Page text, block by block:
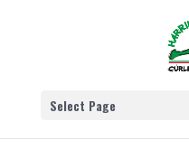
Select Page